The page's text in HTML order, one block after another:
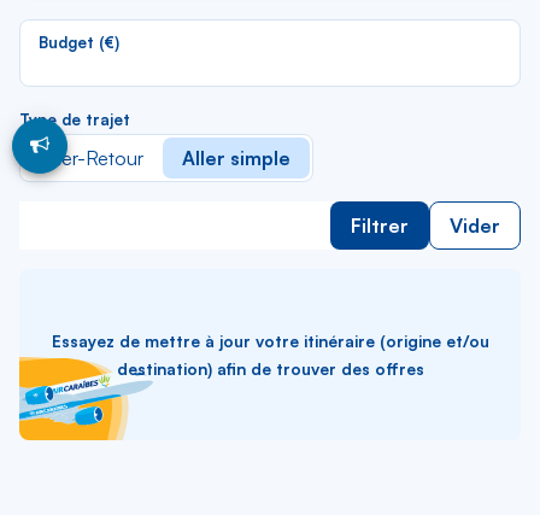
Budget (€)
Type de trajet
Aller-Retour Aller simple
Filtrer Vider
Essayez de mettre à jour votre itinéraire (origine et/ou
destination) afin de trouver des offres